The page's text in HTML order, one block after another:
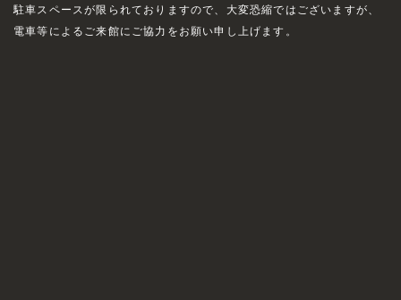
駐車スペースが限られておりますので、大変恐縮ではございますが、
電車等によるご来館にご協力をお願い申し上げます。